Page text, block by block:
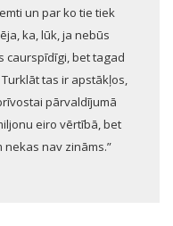
un par ko tie tiek
ka, lūk, ja nebūs
caurspīdīgi, bet tagad
tas ir apstākļos,
pārvaldījumā
eiro vērtībā, bet
nav zināms.”